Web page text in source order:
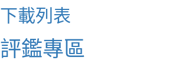
下載列表
評鑑專區